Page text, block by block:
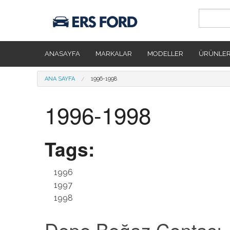
ANASAYFA MARKALAR MODELLER ÜRÜNLER
Buradasınız
ANA SAYFA 1996-1998
1996-1998
Tags:
1996
1997
1998